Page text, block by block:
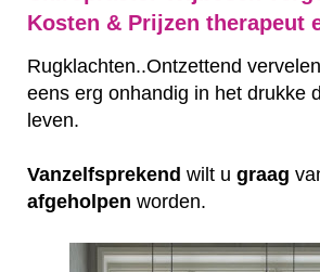
Kosten & Prijzen therapeut
Rugklachten..Ontzettend
eens erg onhandig in het drukke
leven.
Vanzelfsprekend wilt u graag
afgeholpen worden.